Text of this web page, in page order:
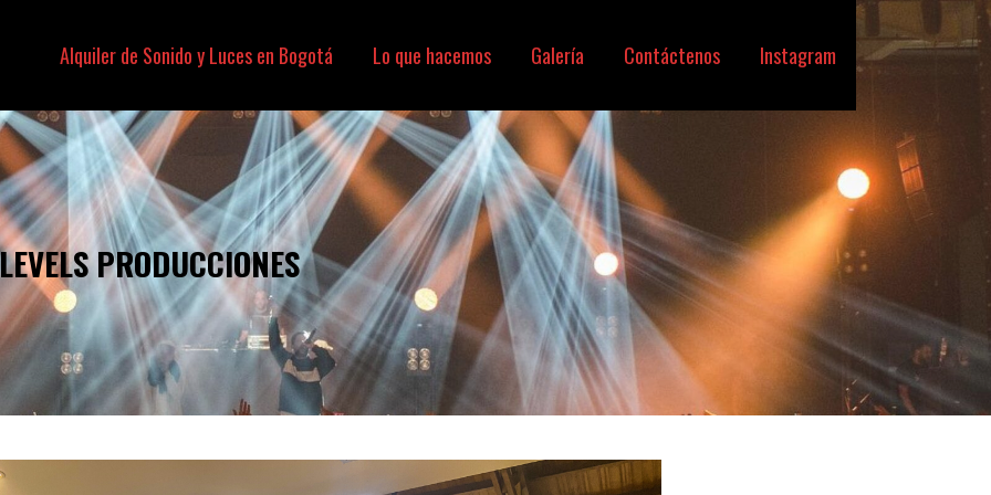
LUCES, VIDEO
Alquiler de Sonido y Luces en Bogotá Lo que hacemos Galería Contáctenos Instagram
PRODUCCIONES